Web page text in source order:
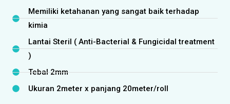
Memiliki ketahanan yang sangat baik terhadap
kimia
Lantai Steril ( Anti-Bacterial & Fungicidal treatment
)
Tebal 2mm
Ukuran 2meter x panjang 20meter/roll